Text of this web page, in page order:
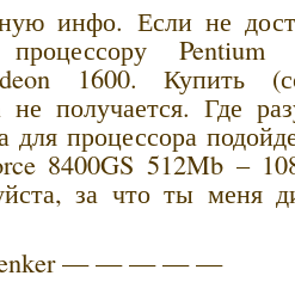
инфо. Если не
1600. Купить
получается. Где
для процессора
8400GS 512Mb –
за что ты меня
— — — — —